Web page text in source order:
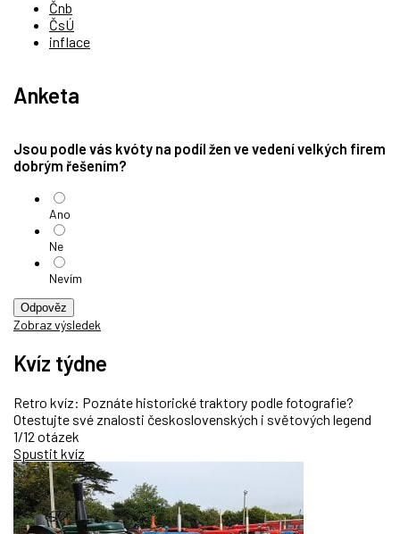
Čnb
ČsÚ
inflace
Anketa
Jsou podle vás kvóty na podíl žen ve vedení velkých firem
dobrým řešením?
Ano
Ne
Nevím
Odpověz
Zobraz výsledek
Kvíz týdne
Retro kvíz: Poznáte historické traktory podle fotografie?
Otestujte své znalosti československých i světových legend
1/12 otázek
Spustit kvíz